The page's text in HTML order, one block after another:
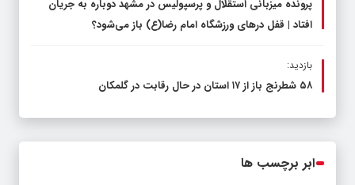
پرونده میزبانی استقلال و پرسپولیس در مشهد دوباره به جریان
افتاد | قفل در‌های ورزشگاه امام رضا(ع) باز می‌شود؟
بازدید:
۵۸ شطرنج‌ باز از ۱۷ استان در حال رقابت در گلمکان
ابر برچسب ها